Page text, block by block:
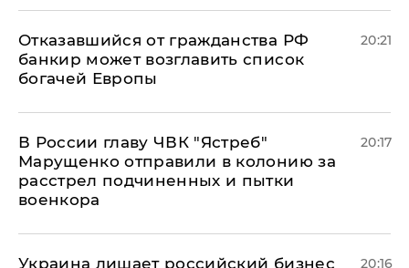
Отказавшийся от гражданства РФ
банкир может возглавить список
богачей Европы
20:21
В России главу ЧВК "Ястреб"
Марущенко отправили в колонию за
расстрел подчиненных и пытки
военкора
20:17
​Украина лишает российский бизнес
20:16